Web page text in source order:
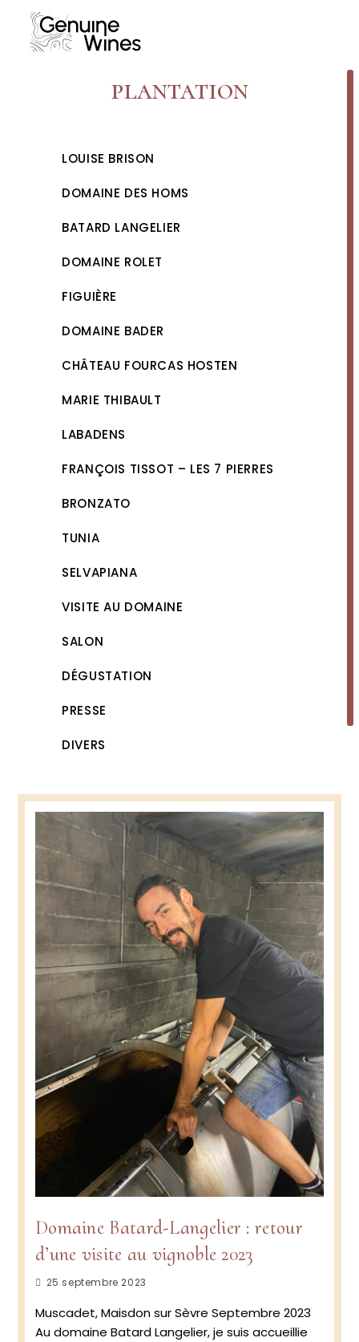
content
plantation
LOUISE BRISON
DOMAINE DES HOMS
BATARD LANGELIER
DOMAINE ROLET
FIGUIÈRE
DOMAINE BADER
CHÂTEAU FOURCAS HOSTEN
MARIE THIBAULT
LABADENS
FRANÇOIS TISSOT – LES 7 PIERRES
BRONZATO
TUNIA
SELVAPIANA
VISITE AU DOMAINE
SALON
DÉGUSTATION
PRESSE
DIVERS
Domaine Batard-Langelier : retour
d’une visite au vignoble 2023
Publication
25 septembre 2023
Muscadet, Maisdon sur Sèvre Septembre 2023
Au domaine Batard Langelier, je suis accueillie